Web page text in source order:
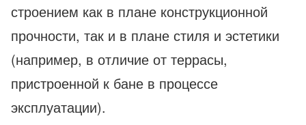
строением как в плане конструкционной
прочности, так и в плане стиля и эстетики
(например, в отличие от террасы,
пристроенной к бане в процессе
эксплуатации).